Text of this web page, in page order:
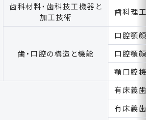
歯科材料・歯科技工機器と
加工技術
歯科理工
歯・口腔の構造と機能
口腔顎顔
口腔顎顔
顎口腔機
有床義歯
有床義歯